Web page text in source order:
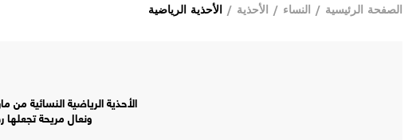
الصفحة الرئيسية / النساء / الأحذية / الأحذية الرياضية
الأحذية الرياضية النسائية
ونعال مريحة تجعلها